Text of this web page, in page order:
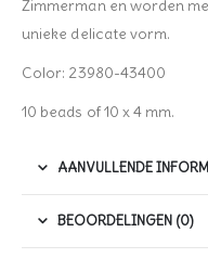
Zimmerman en worden
unieke delicate vorm.
Color: 23980-43400
10 beads of 10 x 4 mm.
AANVULLENDE
BEOORDELINGEN (0)